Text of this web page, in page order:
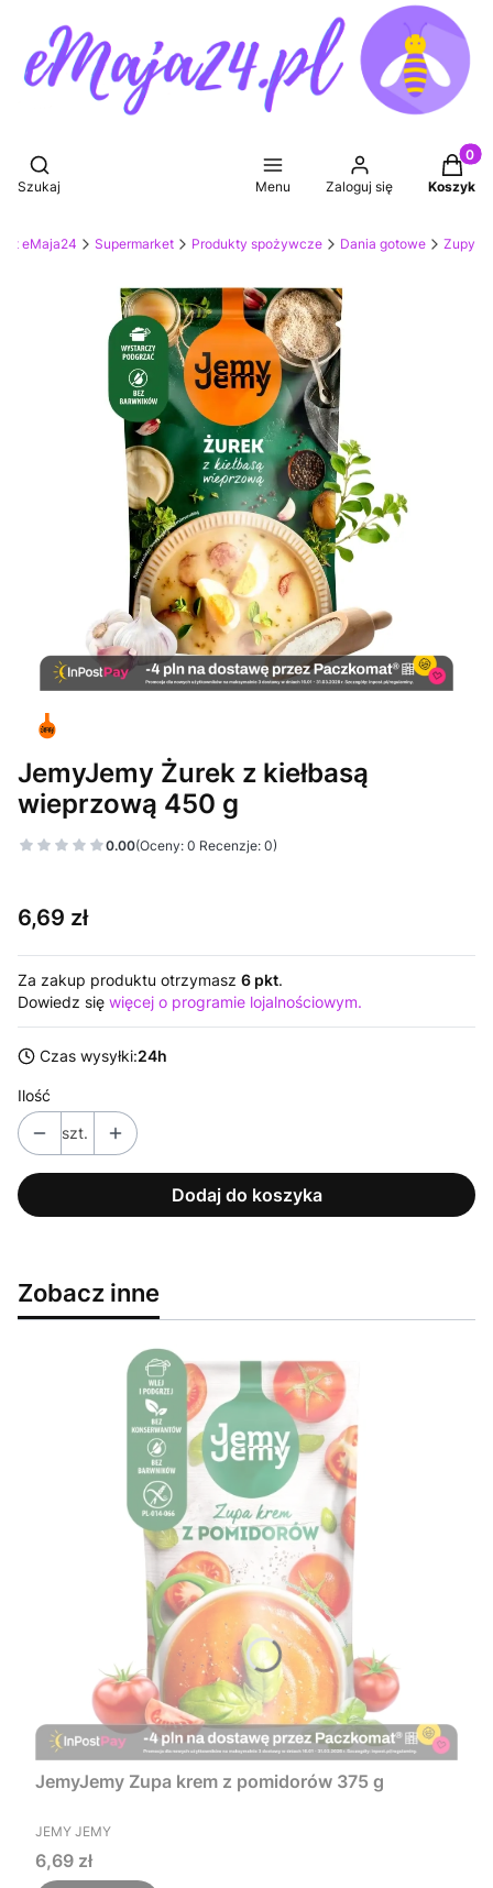
Otwórz wyszukiwarkę
Szukaj Menu Zaloguj się Koszyk
eMaja24 Supermarket Produkty spożywcze Dania gotowe Zupy
JemyJemy Żurek z kiełbasą
wieprzową 450 g
0.00(Oceny: 0 Recenzje: 0)
Cena
6,69 zł
Za zakup produktu otrzymasz 6 pkt.
Dowiedz się więcej o programie lojalnościowym.
Czas wysyłki:24h
Ilość
szt.
Dodaj do koszyka
Zobacz inne
JemyJemy Zupa krem z pomidorów 375 g
PRODUCENT
JEMY JEMY
Cena
6,69 zł